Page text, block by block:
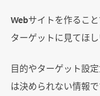
アクセシビリ
パフォーマン
Webサイトを作るこ
ターゲットに見てほ
目的やターゲット設
は決められない情報